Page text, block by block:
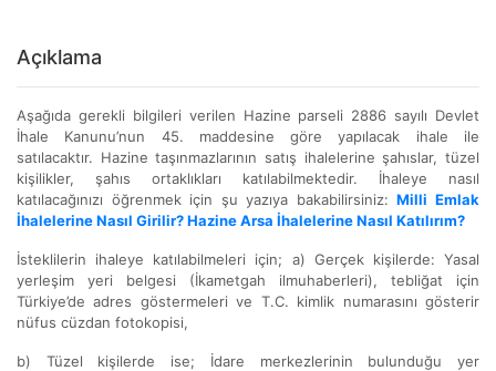
Açıklama
Aşağıda gerekli bilgileri verilen Hazine parseli 2886 sayılı Devlet
İhale Kanunu’nun 45. maddesine göre yapılacak ihale ile
satılacaktır. Hazine taşınmazlarının satış ihalelerine şahıslar, tüzel
kişilikler, şahıs ortaklıkları katılabilmektedir. İhaleye nasıl
katılacağınızı öğrenmek için şu yazıya bakabilirsiniz:Milli Emlak
İhalelerine Nasıl Girilir? Hazine Arsa İhalelerine Nasıl Katılırım?
İsteklilerin ihaleye katılabilmeleri için; a) Gerçek kişilerde: Yasal
yerleşim yeri belgesi (İkametgah ilmuhaberleri), tebliğat için
Türkiye’de adres göstermeleri ve T.C. kimlik numarasını gösterir
nüfus cüzdan fotokopisi,
b) Tüzel kişilerde ise; İdare merkezlerinin bulunduğu yer